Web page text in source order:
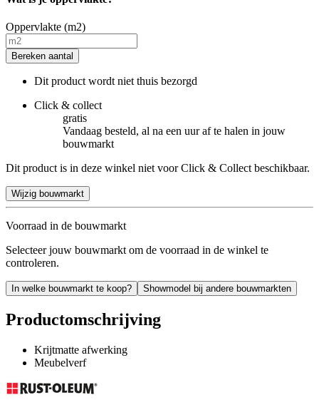
Oppervlakte (m2)
Bereken aantal
Dit product wordt niet thuis bezorgd
Click & collect
gratis
Vandaag besteld, al na een uur af te halen in jouw
bouwmarkt
Dit product is in deze winkel niet voor Click & Collect beschikbaar.
Wijzig bouwmarkt
Voorraad in de bouwmarkt
Selecteer jouw bouwmarkt om de voorraad in de winkel te
controleren.
In welke bouwmarkt te koop? Showmodel bij andere bouwmarkten
Productomschrijving
Krijtmatte afwerking
Meubelverf